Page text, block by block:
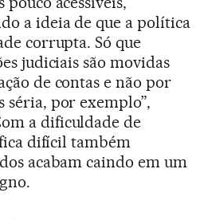
a ideia de que a política
corrupta. Só que
judiciais são movidas
de contas e não por
séria, por exemplo”,
a dificuldade de
fica difícil também
acabam caindo em um